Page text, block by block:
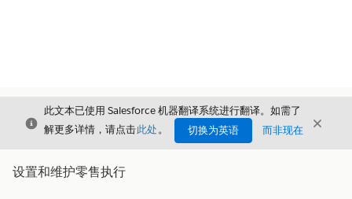
关闭
此文本已使用 Salesforce 机器翻译系统进行翻译。如需了
解更多详情，请点击此处。 切换为英语 而非现在 关闭
设置和维护零售执行